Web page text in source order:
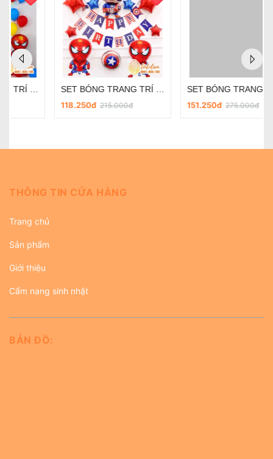
SET BÓNG TRANG TRÍ SINH NHẬT BÉ TRAI CHỦ ĐỀ SIÊU NHÂN, ANH HÙNG SD-J005
275.000đ
Set dây SD-J011
239.250đ435.000đ
THÔNG TIN CỬA HÀNG
Trang chủ
Sản phẩm
Giới thiệu
Cẩm nang sinh nhật
BẢN ĐỒ: